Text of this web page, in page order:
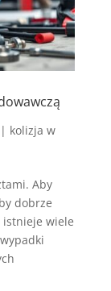
kolizja w
Aby
dobrze
istnieje wiele